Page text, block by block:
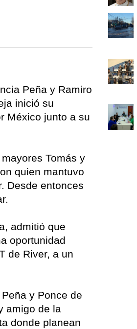
Peña y Ramiro
inició su
México junto a su
Tomás y
quien mantuvo
Desde entonces
admitió que
oportunidad
de River, a un
y Ponce de
amigo de la
donde planean